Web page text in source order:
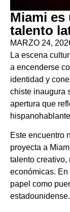
Miami es
talento
MARZO 24,
La escena
a encenderse
identidad y
chiste inaugura
apertura que
Este encuentro
proyecta a
talento creativo,
económicas.
papel como
estadounidense.